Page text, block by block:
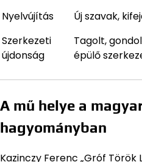
Nyelvújítás
Új szavak,
Szerkezeti
újdonság
Tagolt,
épülő
A mű helye a
hagyományban
Kazinczy Ferenc „Gróf Török